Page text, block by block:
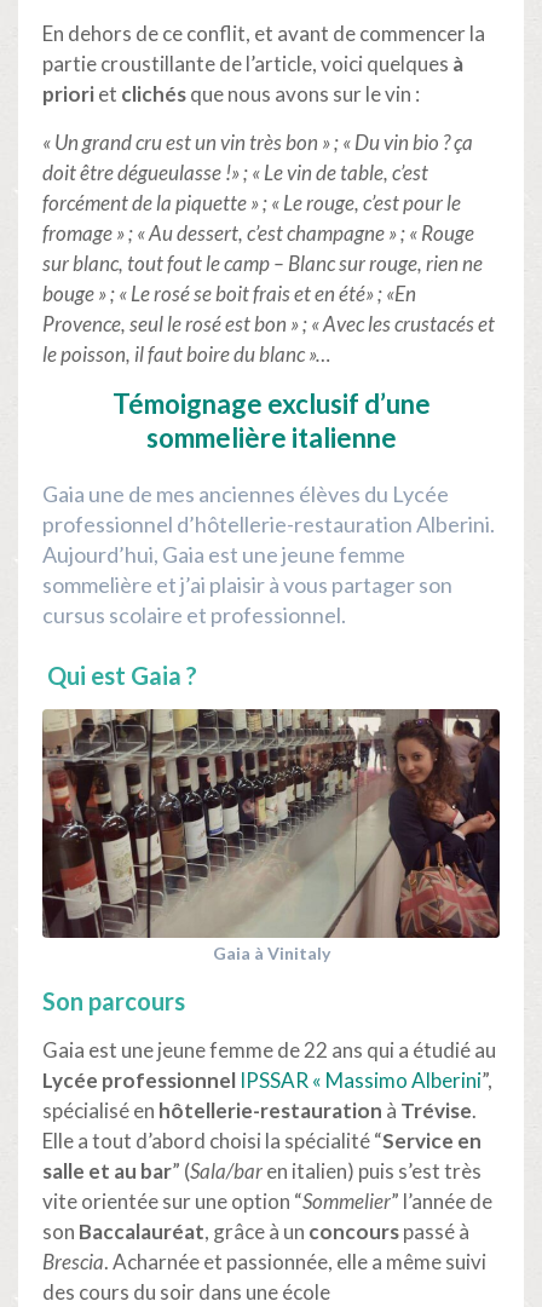
En dehors de ce conflit, et avant de commencer la
partie croustillante de l’article, voici quelques à
prioriet clichésque nous avons sur le vin :
« Un grand cru est un vin très bon » ; « Du vin bio ? ça
doit être dégueulasse !» ; « Le vin de table, c’est
forcément de la piquette » ; « Le rouge, c’est pour le
fromage » ; « Au dessert, c’est champagne » ; « Rouge
sur blanc, tout fout le camp – Blanc sur rouge, rien ne
bouge » ; « Le rosé se boit frais et en été» ;«En
Provence, seul le rosé est bon » ;« Avec les crustacés et
le poisson, il faut boire du blanc »…
Témoignage exclusif d’une
sommelière italienne
Gaia une de mes anciennes élèves du Lycée
professionnel d’hôtellerie-restauration Alberini.
Aujourd’hui, Gaia est une jeune femme
sommelière et j’ai plaisir à vous partager son
cursus scolaire et professionnel.
Qui est Gaia ?
Gaia à Vinitaly
Son parcours
Gaia est une jeune femme de 22 ans qui a étudié au
Lycée professionnel IPSSAR « Massimo Alberini”,
spécialisé en hôtellerie-restauration à Trévise.
Elle a tout d’abord choisi la spécialité “Service en
salle et au bar” (Sala/baren italien) puis s’est très
vite orientée sur une option “Sommelier” l’année de
son Baccalauréat, grâce à un concourspassé à
Brescia. Acharnée et passionnée, elle a même suivi
des cours du soir dans une école